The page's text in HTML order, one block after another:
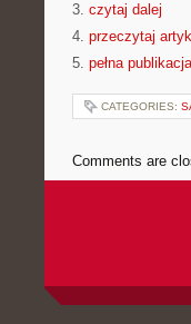
3. czytaj dalej
4. przeczytaj
5. pełna publikacja
CATEGORIES:
Comments are